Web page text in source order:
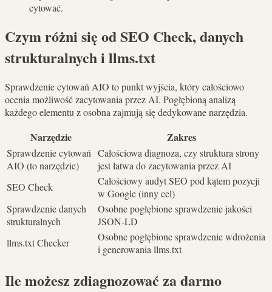
cytować.
Czym różni się od SEO Check, danych
strukturalnych i llms.txt
Sprawdzenie cytowań AIO to punkt wyjścia, który całościowo
ocenia możliwość zacytowania przez AI. Pogłębioną analizą
każdego elementu z osobna zajmują się dedykowane narzędzia.
Narzędzie Zakres
Sprawdzenie cytowań
AIO (to narzędzie)
Całościowa diagnoza, czy struktura strony
jest łatwa do zacytowania przez AI
SEO Check
Całościowy audyt SEO pod kątem pozycji
w Google (inny cel)
Sprawdzenie danych
strukturalnych
Osobne pogłębione sprawdzenie jakości
JSON-LD
llms.txt Checker
Osobne pogłębione sprawdzenie wdrożenia
i generowania llms.txt
Ile możesz zdiagnozować za darmo